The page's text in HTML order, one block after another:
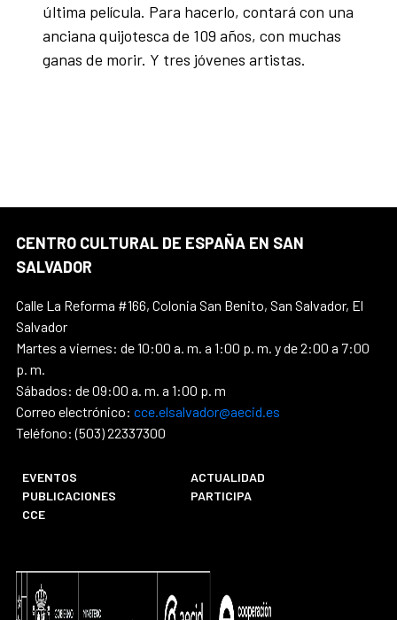
última película. Para hacerlo, contará con una
anciana quijotesca de 109 años, con muchas
ganas de morir. Y tres jóvenes artistas.
CENTRO CULTURAL DE ESPAÑA EN SAN
SALVADOR
Calle La Reforma #166, Colonia San Benito, San Salvador, El
Salvador
Martes a viernes: de 10:00 a. m. a 1:00 p. m. y de 2:00 a 7:00
p. m.
Sábados: de 09:00 a. m. a 1:00 p. m
Correo electrónico: cce.elsalvador@aecid.es
Teléfono: (503) 22337300
EVENTOS
ACTUALIDAD
PUBLICACIONES
PARTICIPA
CCE